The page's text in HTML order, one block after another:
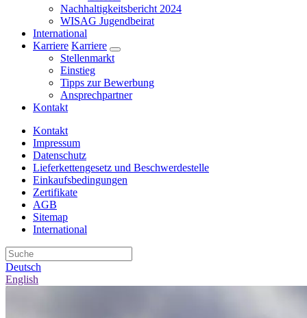
Nachhaltigkeitsbericht 2024
WISAG Jugendbeirat
International
Karriere Karriere
Stellenmarkt
Einstieg
Tipps zur Bewerbung
Ansprechpartner
Kontakt
Kontakt
Impressum
Datenschutz
Lieferkettengesetz und Beschwerdestelle
Einkaufsbedingungen
Zertifikate
AGB
Sitemap
International
Deutsch
English